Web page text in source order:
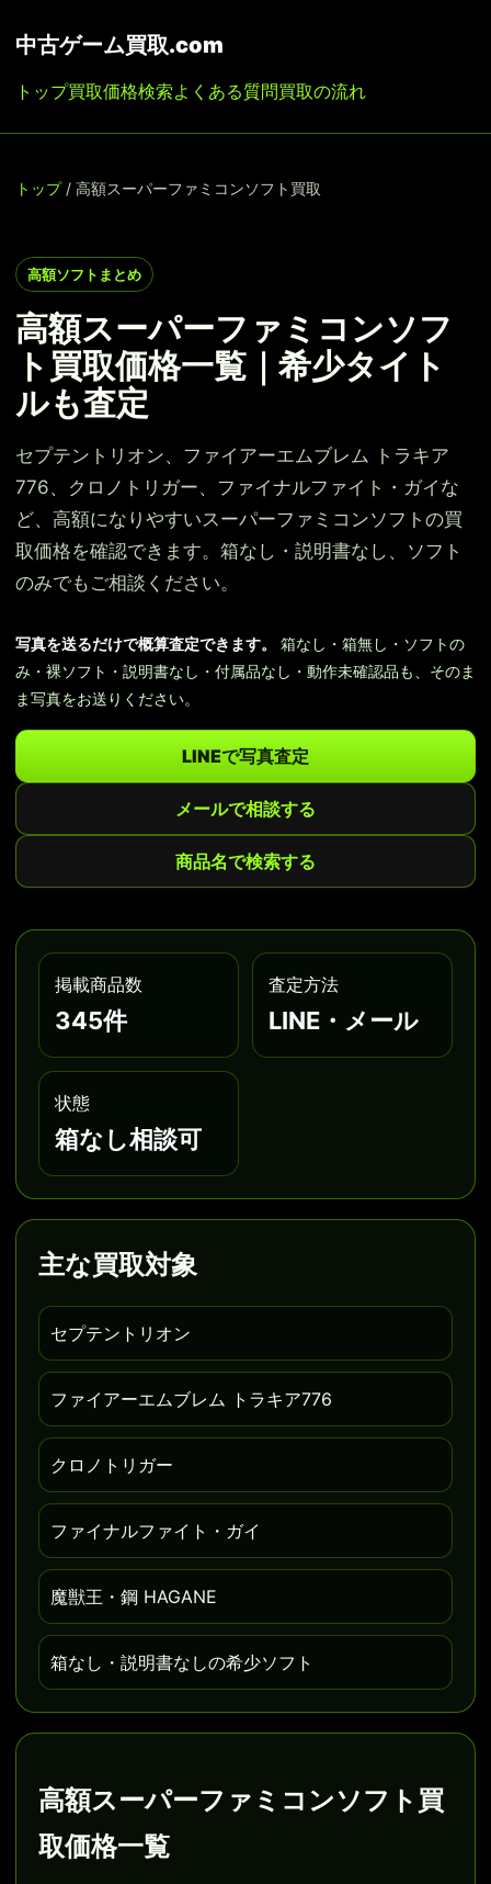
中古ゲーム買取.com
トップ買取価格検索よくある質問買取の流れ
トップ/ 高額スーパーファミコンソフト買取
高額ソフトまとめ
高額スーパーファミコンソフ
ト買取価格一覧｜希少タイト
ルも査定
セプテントリオン、ファイアーエムブレム トラキア
776、クロノトリガー、ファイナルファイト・ガイな
ど、高額になりやすいスーパーファミコンソフトの買
取価格を確認できます。箱なし・説明書なし、ソフト
のみでもご相談ください。
写真を送るだけで概算査定できます。
箱なし・箱無し・ソフトの
み・裸ソフト・説明書なし・付属品なし・動作未確認品も、そのま
ま写真をお送りください。
LINEで写真査定
メールで相談する
商品名で検索する
掲載商品数
345件
査定方法
LINE・メール
状態
箱なし相談可
主な買取対象
セプテントリオン
ファイアーエムブレム トラキア776
クロノトリガー
ファイナルファイト・ガイ
魔獣王・鋼 HAGANE
箱なし・説明書なしの希少ソフト
高額スーパーファミコンソフト買
取価格一覧